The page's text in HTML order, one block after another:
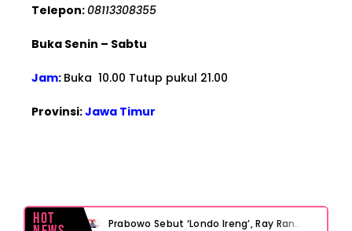
Telepon:08113308355
Buka Senin – Sabtu
Jam: Buka 10.00 Tutup pukul 21.00
Provinsi:Jawa Timur
Hot Prabowo Sebut ‘Londo Ireng’, Ray Rangkuti Desak DPR Bersikap, Ini Ulasan Politiknya